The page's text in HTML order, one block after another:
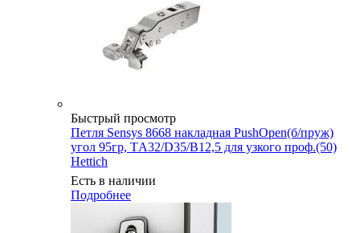
Быстрый просмотр
Петля Sensys 8668 накладная PushOpen(б/пруж)
угол 95гр, TА32/D35/B12,5 для узкого проф.(50)
Hettich
Есть в наличии
Подробнее